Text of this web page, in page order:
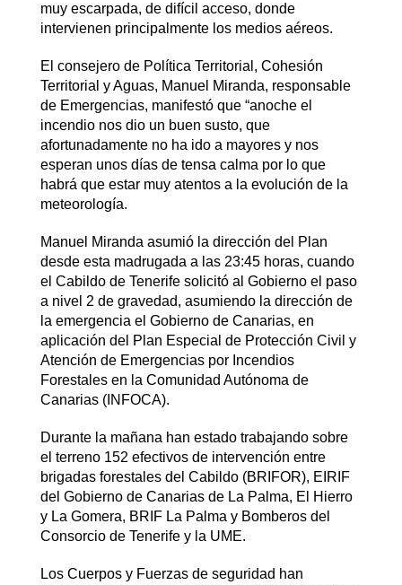
muy escarpada, de difícil acceso, donde
intervienen principalmente los medios aéreos.
El consejero de Política Territorial, Cohesión
Territorial y Aguas, Manuel Miranda, responsable
de Emergencias, manifestó que “anoche el
incendio nos dio un buen susto, que
afortunadamente no ha ido a mayores y nos
esperan unos días de tensa calma por lo que
habrá que estar muy atentos a la evolución de la
meteorología.
Manuel Miranda asumió la dirección del Plan
desde esta madrugada a las 23:45 horas, cuando
el Cabildo de Tenerife solicitó al Gobierno el paso
a nivel 2 de gravedad, asumiendo la dirección de
la emergencia el Gobierno de Canarias, en
aplicación del Plan Especial de Protección Civil y
Atención de Emergencias por Incendios
Forestales en la Comunidad Autónoma de
Canarias (INFOCA).
Durante la mañana han estado trabajando sobre
el terreno 152 efectivos de intervención entre
brigadas forestales del Cabildo (BRIFOR), EIRIF
del Gobierno de Canarias de La Palma, El Hierro
y La Gomera, BRIF La Palma y Bomberos del
Consorcio de Tenerife y la UME.
Los Cuerpos y Fuerzas de seguridad han